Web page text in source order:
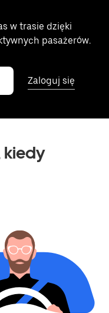
w trasie dzięki
pasażerów.
Zaloguj się
kiedy